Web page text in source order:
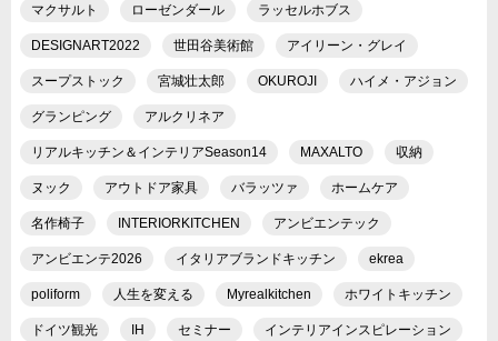
マクサルト ローゼンダール ラッセルホブス
DESIGNART2022 世田谷美術館 アイリーン・グレイ
スープストック 宮城壮太郎 OKUROJI ハイメ・アジョン
グランピング アルクリネア
リアルキッチン＆インテリアSeason14 MAXALTO 収納
ヌック アウトドア家具 バラッツァ ホームケア
名作椅子 INTERIORKITCHEN アンビエンテック
アンビエンテ2026 イタリアブランドキッチン ekrea
poliform 人生を変える Myrealkitchen ホワイトキッチン
ドイツ観光 IH セミナー インテリアインスピレーション